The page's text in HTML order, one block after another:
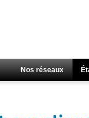
Nos réseaux